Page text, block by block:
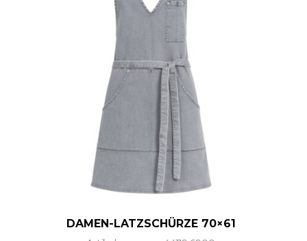
DAMEN-LATZSCHÜRZE 70×61